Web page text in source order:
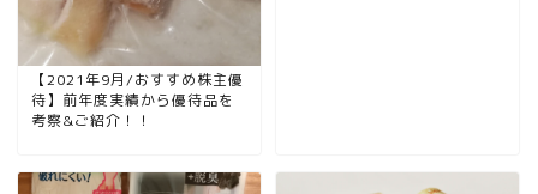
【2021年9月/おすすめ株主優
待】前年度実績から優待品を
考察&ご紹介！！